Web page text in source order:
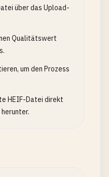
über das Upload-
Qualitätswert
um den Prozess
HEIF-Datei direkt